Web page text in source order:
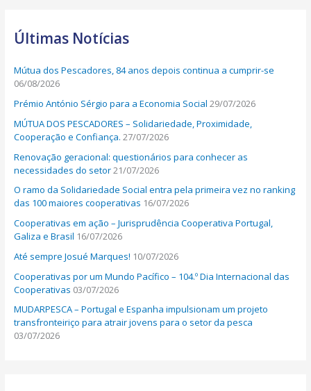
c
f
o
r
:
Últimas Notícias
Mútua dos Pescadores, 84 anos depois continua a cumprir-se
06/08/2026
Prémio António Sérgio para a Economia Social 29/07/2026
MÚTUA DOS PESCADORES – Solidariedade, Proximidade,
Cooperação e Confiança. 27/07/2026
Renovação geracional: questionários para conhecer as
necessidades do setor21/07/2026
O ramo da Solidariedade Social entra pela primeira vez no ranking
das 100 maiores cooperativas 16/07/2026
Cooperativas em ação – Jurisprudência Cooperativa Portugal,
Galiza e Brasil 16/07/2026
Até sempre Josué Marques! 10/07/2026
Cooperativas por um Mundo Pacífico – 104.º Dia Internacional das
Cooperativas 03/07/2026
MUDARPESCA – Portugal e Espanha impulsionam um projeto
transfronteiriço para atrair jovens para o setor da pesca
03/07/2026